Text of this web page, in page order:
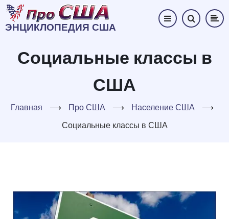
Перейти
основному
ЭНЦИКЛОПЕДИЯ США
Социальные классы в
США
Главная ⟶ Про США ⟶ Население США
⟶
Социальные классы в США